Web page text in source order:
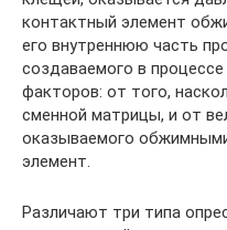
контактный элемент
его внутреннюю часть
создаваемого в
факторов: от того,
сменной матрицы, и от
оказываемого
элемент.
Различают три типа